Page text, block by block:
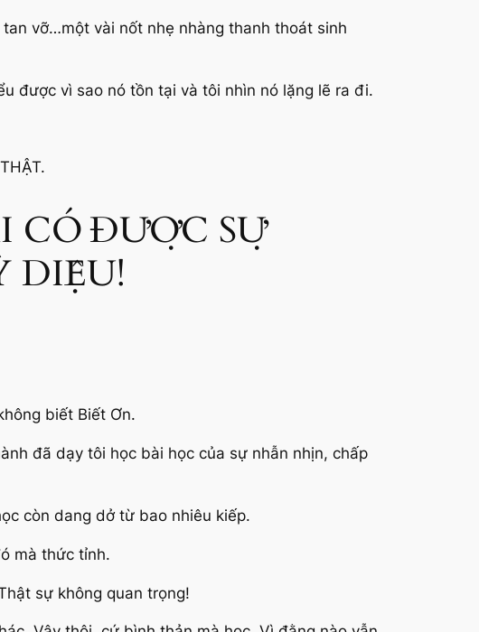
vỡ…một vài nốt nhẹ nhàng thanh thoát sinh
được vì sao nó tồn tại và tôi nhìn nó lặng lẽ ra đi.
CÓ ĐƯỢC SỰ
DIỆU!
biết Biết Ơn.
đã dạy tôi học bài học của sự nhẫn nhịn, chấp
còn dang dở từ bao nhiêu kiếp.
mà thức tỉnh.
sự không quan trọng!